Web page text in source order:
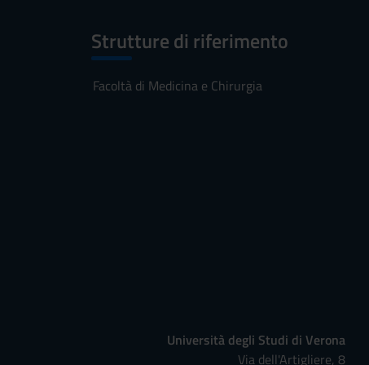
Strutture di riferimento
Facoltà di Medicina e Chirurgia
Università degli Studi di Verona
Via dell'Artigliere, 8